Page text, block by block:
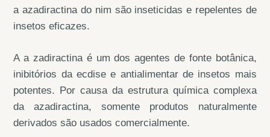
a azadiractina do nim são inseticidas e repelentes de
insetos eficazes.
A a zadiractina é um dos agentes de fonte botânica,
inibitórios da ecdise e antialimentar de insetos mais
potentes. Por causa da estrutura química complexa
da azadiractina, somente produtos naturalmente
derivados são usados comercialmente.